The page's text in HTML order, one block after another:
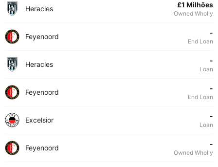
Heracles £1 Milhões
Owned Wholly
Feyenoord -
End Loan
Heracles -
Loan
Feyenoord -
End Loan
Excelsior -
Loan
Feyenoord -
Owned Wholly